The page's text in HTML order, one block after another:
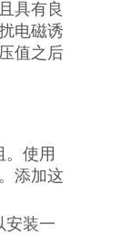
具有良
电磁诱
值之后
。使用
添加这
安装一